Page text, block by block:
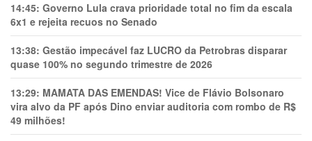
14:45: Governo Lula crava prioridade total no fim da escala
6x1 e rejeita recuos no Senado
13:38: Gestão impecável faz LUCRO da Petrobras disparar
quase 100% no segundo trimestre de 2026
13:29: MAMATA DAS EMENDAS! Vice de Flávio Bolsonaro
vira alvo da PF após Dino enviar auditoria com rombo de R$
49 milhões!